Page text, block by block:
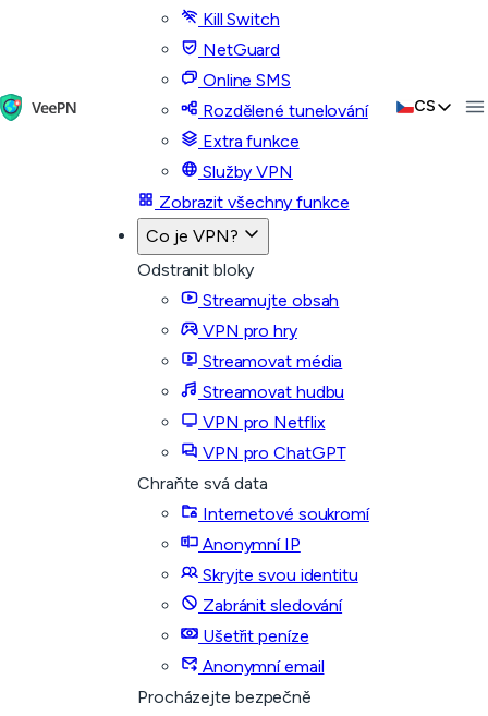
Kill Switch
NetGuard
Online SMS
Rozdělené tunelování
Extra funkce
Služby VPN
Zobrazit všechny funkce
Co je VPN?
Odstranit bloky
Streamujte obsah
VPN pro hry
Streamovat média
Streamovat hudbu
VPN pro Netflix
VPN pro ChatGPT
Chraňte svá data
Internetové soukromí
Anonymní IP
Skryjte svou identitu
Zabránit sledování
Ušetřit peníze
Anonymní email
Procházejte bezpečně
CS